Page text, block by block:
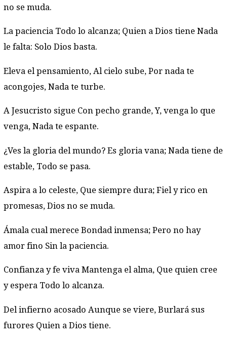
no se muda.
La paciencia Todo lo alcanza; Quien a Dios tiene Nada
le falta: Solo Dios basta.
Eleva el pensamiento, Al cielo sube, Por nada te
acongojes, Nada te turbe.
A Jesucristo sigue Con pecho grande, Y, venga lo que
venga, Nada te espante.
¿Ves la gloria del mundo? Es gloria vana; Nada tiene de
estable, Todo se pasa.
Aspira a lo celeste, Que siempre dura; Fiel y rico en
promesas, Dios no se muda.
Ámala cual merece Bondad inmensa; Pero no hay
amor fino Sin la paciencia.
Confianza y fe viva Mantenga el alma, Que quien cree
y espera Todo lo alcanza.
Del infierno acosado Aunque se viere, Burlará sus
furores Quien a Dios tiene.